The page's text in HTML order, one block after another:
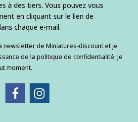
à des tiers. Vous pouvez vous
en cliquant sur le lien de
chaque e-mail.
newsletter de Miniatures-discount et je
de la politique de confidentialité. Je
moment.